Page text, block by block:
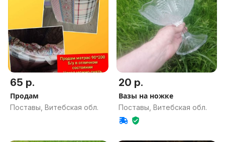
65 р.
Продам
Поставы, Витебская обл.
20 р.
Вазы на ножке
Поставы, Витебская обл.